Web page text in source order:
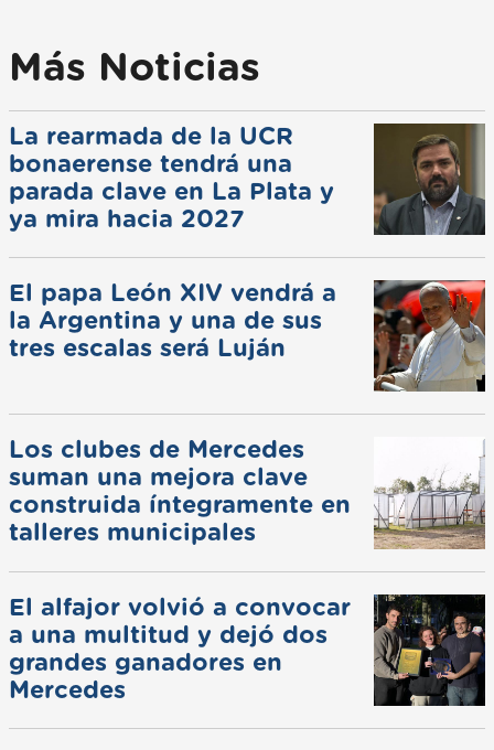
Más Noticias
La rearmada de la UCR
bonaerense tendrá una
parada clave en La Plata y
ya mira hacia 2027
El papa León XIV vendrá a
la Argentina y una de sus
tres escalas será Luján
Los clubes de Mercedes
suman una mejora clave
construida íntegramente en
talleres municipales
El alfajor volvió a convocar
a una multitud y dejó dos
grandes ganadores en
Mercedes